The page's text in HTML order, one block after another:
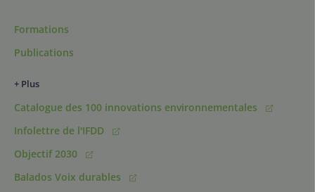
Formations
Publications
+ Plus
Catalogue des 100 innovations environnementales
Infolettre de l'IFDD
Objectif 2030
Balados Voix durables